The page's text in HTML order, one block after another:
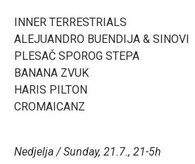
INNER TERRESTRIALS
ALEJUANDRO BUENDIJA & SINOVI
PLESAČ SPOROG STEPA
BANANA ZVUK
HARIS PILTON
CROMAICANZ
Nedjelja / Sunday, 21.7., 21-5h